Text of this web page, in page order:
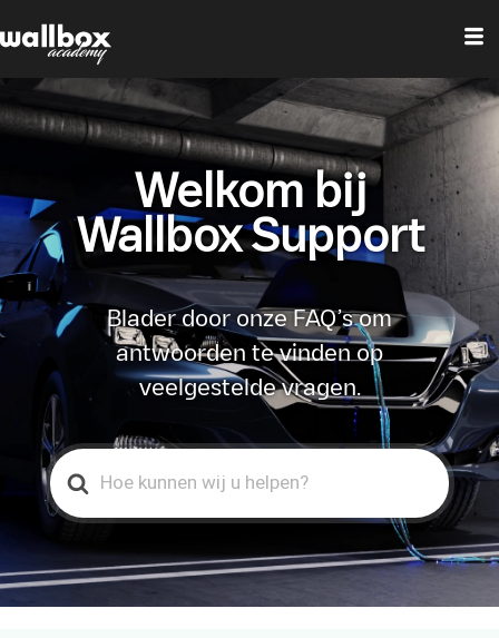
Welkom bij
Wallbox Support
Blader door onze FAQ’s om
antwoorden te vinden op
veelgestelde vragen.
Search
For